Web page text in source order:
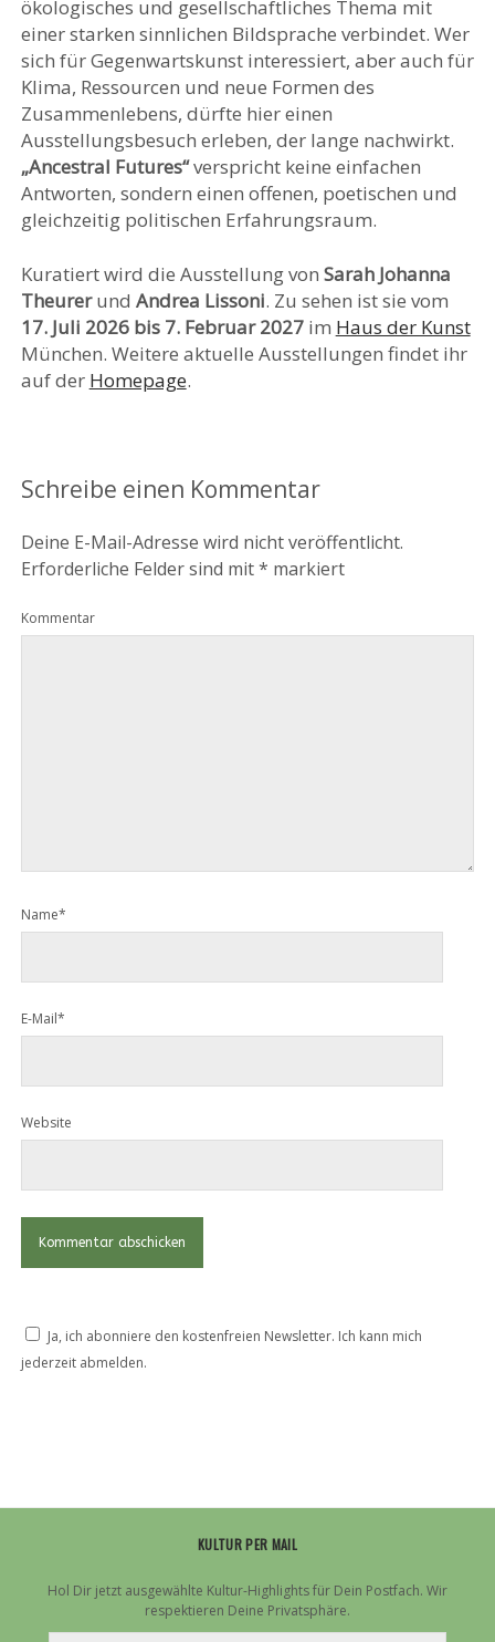
ökologisches und gesellschaftliches Thema mit
einer starken sinnlichen Bildsprache verbindet. Wer
sich für Gegenwartskunst interessiert, aber auch für
Klima, Ressourcen und neue Formen des
Zusammenlebens, dürfte hier einen
Ausstellungsbesuch erleben, der lange nachwirkt.
„Ancestral Futures“verspricht keine einfachen
Antworten, sondern einen offenen, poetischen und
gleichzeitig politischen Erfahrungsraum.
Kuratiert wird die Ausstellung von Sarah Johanna
Theurerund Andrea Lissoni. Zu sehen ist sie vom
17. Juli 2026 bis 7. Februar 2027im Haus der Kunst
München. Weitere aktuelle Ausstellungen findet ihr
auf der Homepage.
Schreibe einen Kommentar
Deine E-Mail-Adresse wird nicht veröffentlicht.
Erforderliche Felder sind mit* markiert
Kommentar
Name*
E-Mail*
Website
Ja, ich abonniere den kostenfreien Newsletter. Ich kann mich
jederzeit abmelden.
KULTUR PER MAIL
Hol Dir jetzt ausgewählte Kultur-Highlights für Dein Postfach. Wir
respektieren Deine Privatsphäre.